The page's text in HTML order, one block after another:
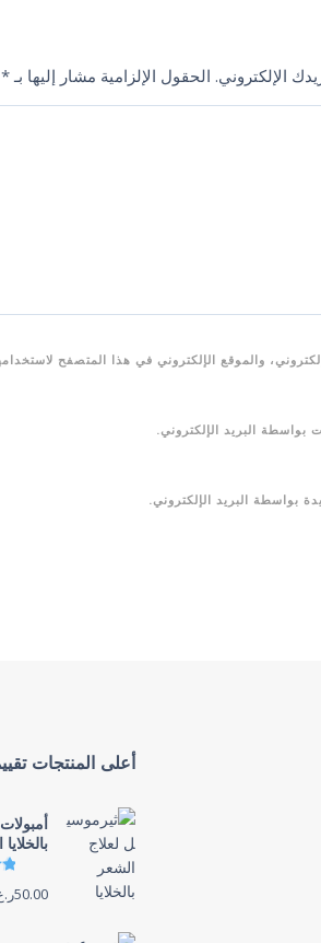
الإلكتروني. الحقول الإلزامية مشار إليها بـ *
والموقع الإلكتروني في هذا المتصفح
بواسطة البريد الإلكتروني.
بواسطة البريد الإلكتروني.
أعلى المنتجات
50.00